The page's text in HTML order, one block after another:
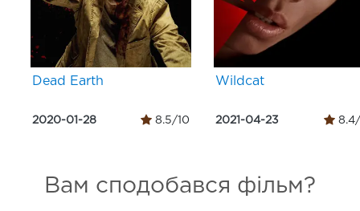
Dead Earth
2020-01-28 8.5/10
Wildcat
2021-04-23 8.4/
Вам сподобався фільм?